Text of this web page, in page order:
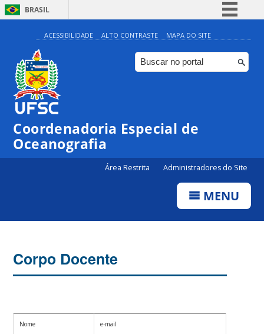
BRASIL
Simplifique!
Comunica BR
Participe
Canais
ACESSIBILIDADE ALTO CONTRASTE MAPA DO SITE
Coordenadoria Especial de
Oceanografia
Área Restrita Administradores do Site
MENU
Corpo Docente
Nome e-mail